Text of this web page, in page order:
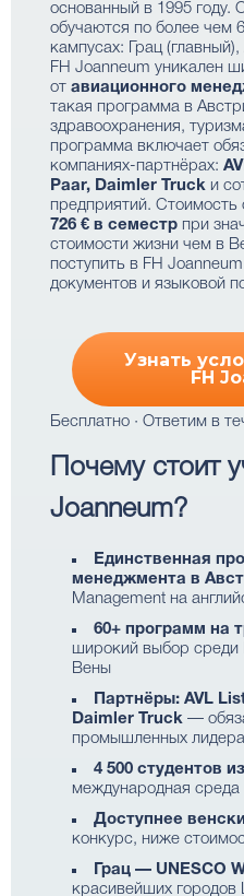
основанный в 1995 году.
обучаются по более чем
кампусах: Грац
FH Joanneum уникален
от авиационного
такая программа в
здравоохранения,
программа включает
компаниях-партнёрах:
Paar, Daimler Truck и
предприятий.
726 € в семестр при
стоимости жизни чем в
поступить в FH
документов и языковой
Узнать
FH
Бесплатно · Ответим в
Почему стоит
Joanneum?
Единственная
менеджмента в
Management на
60+ программ на
широкий выбор среди
Вены
Партнёры: AVL
Daimler Truck —
промышленных
4 500 студентов
международная среда
Доступнее
конкурс, ниже
Грац — UNESCO
красивейших